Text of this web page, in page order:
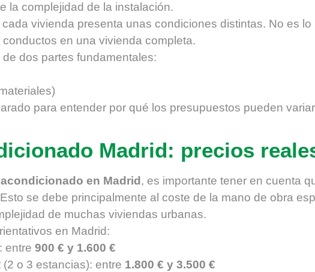
la complejidad de la instalación.
vivienda presenta unas condiciones distintas. No es
en una vivienda completa.
dos partes fundamentales:
para entender por qué los presupuestos pueden
Madrid: precios
en Madrid , es importante tener en cuenta
se debe principalmente al coste de la mano de obra
de muchas viviendas urbanas.
en Madrid:
entre 900 € y 1.600 €
o 3 estancias): entre 1.800 € y 3.500 €